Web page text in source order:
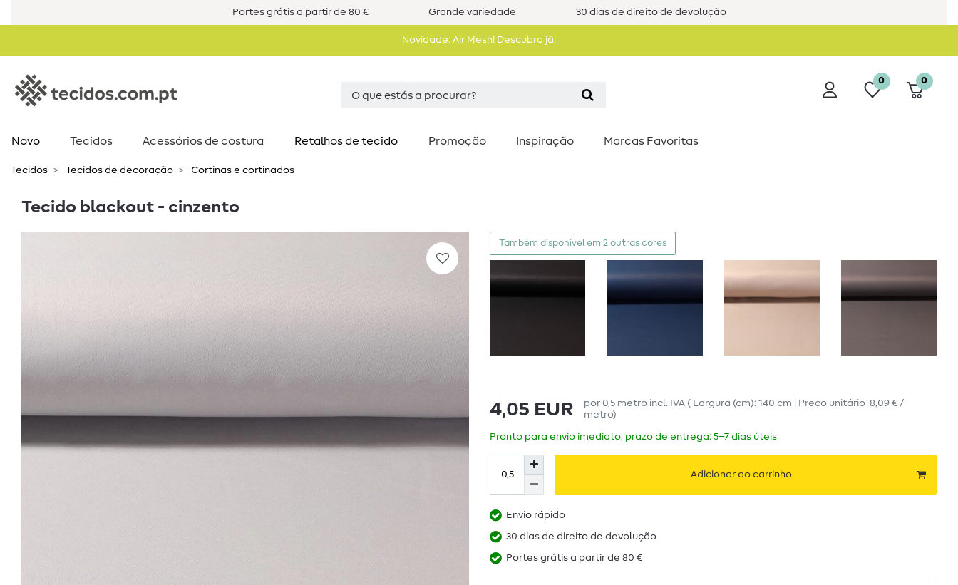
Portes grátis a partir de 80 € Grande variedade 30 dias de direito de devolução
Novidade: Air Mesh! Descubra já!
0 0
Novo Tecidos Acessórios de costura​ Retalhos de tecido Promoção Inspiração Marcas Favoritas
Tecidos Tecidos de decoração Cortinas e cortinados
Tecido blackout - cinzento
Também disponível em 2 outras cores
4,05 EUR por 0,5 metro incl. IVA ( Largura (cm): 140 cm | Preço unitário 8,09 € /
metro)
Pronto para envio imediato, prazo de entrega: 5–7 dias úteis
Adicionar ao carrinho
Envio rápido
30 dias de direito de devolução
Portes grátis a partir de 80 €